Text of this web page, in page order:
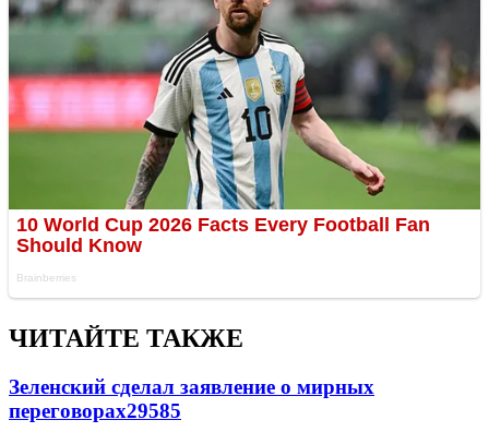
ЧИТАЙТЕ ТАКЖЕ
Зеленский сделал заявление о мирных
переговорах29585